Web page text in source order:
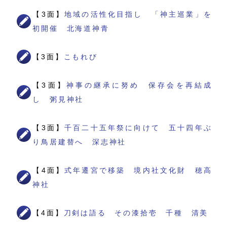
【3面】地域の活性化目指し 「神主巡業」を
初開催 北海道神青
【3面】 こもれび
【3面】 神事の継承に努め 保存会を再結成
し 粥見神社
【3面】千百二十五年祭に向けて 五十四年ぶ
り鳥居建替へ 深志神社
【4面】式年遷宮で移築 境内社文化財 穂高
神社
【4面】 刀剣は語る その漆拾壱 千種 清美